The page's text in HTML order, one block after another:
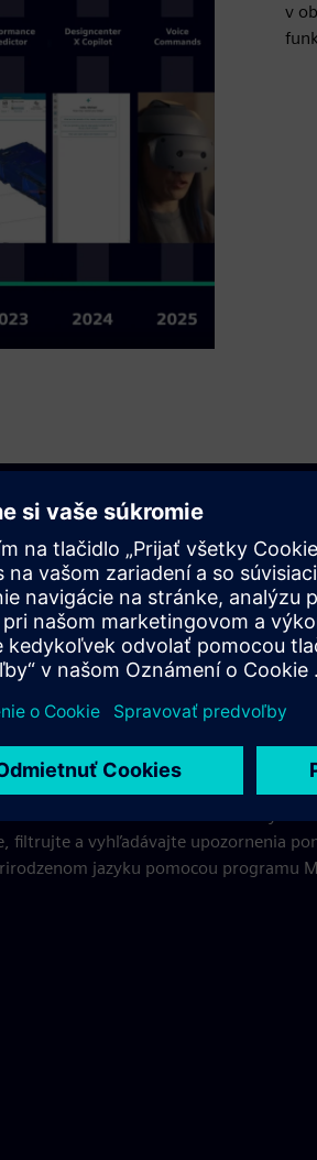
v
medzi
pre
Teamcenter prostredníctvom
filtrujte a vyhľadávajte upozornenia
jazyku pomocou programu